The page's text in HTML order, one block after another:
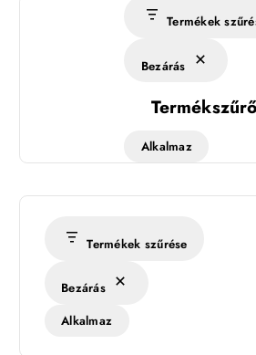
Termékek
Bezárás
Termékszűrő
Alkalmaz
Termékek szűrése
Bezárás
Alkalmaz